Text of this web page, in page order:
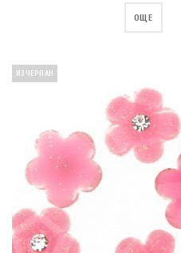
ОЩЕ
ИЗЧЕРПАН